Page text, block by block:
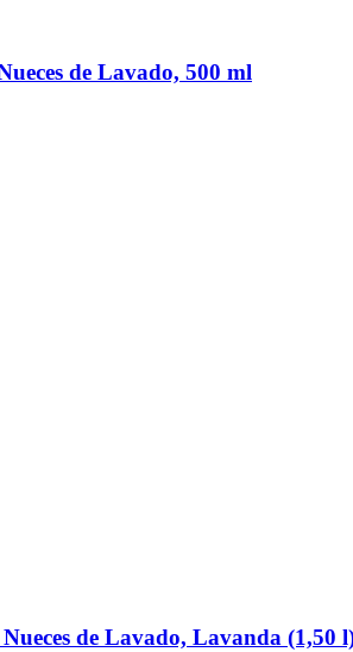
de Lavado, 500 ml
de Lavado, Lavanda (1,50